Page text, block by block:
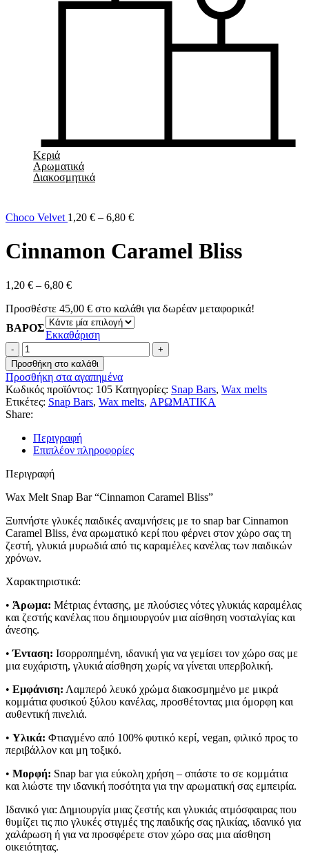
Κεριά
Αρωματικά
Διακοσμητικά
Choco Velvet 1,20 € – 6,80 €
Cinnamon Caramel Bliss
1,20 € – 6,80 €
Προσθέστε 45,00 € στο καλάθι για δωρέαν μεταφορικά!
ΒΑΡΟΣ
Εκκαθάριση
Cinnamon
Caramel
Bliss
ποσότητα
Προσθήκη στο καλάθι
Προσθήκη στα αγαπημένα
Κωδικός προϊόντος: 105 Κατηγορίες: Snap Bars, Wax melts
Ετικέτες: Snap Bars, Wax melts, ΑΡΩΜΑΤΙΚΑ
Share:
Περιγραφή
Επιπλέον πληροφορίες
Περιγραφή
Wax Melt Snap Bar “Cinnamon Caramel Bliss”
Ξυπνήστε γλυκές παιδικές αναμνήσεις με το snap bar Cinnamon
Caramel Bliss, ένα αρωματικό κερί που φέρνει στον χώρο σας τη
ζεστή, γλυκιά μυρωδιά από τις καραμέλες κανέλας των παιδικών
χρόνων.
Χαρακτηριστικά:
• Άρωμα: Μέτριας έντασης, με πλούσιες νότες γλυκιάς καραμέλας
και ζεστής κανέλας που δημιουργούν μια αίσθηση νοσταλγίας και
άνεσης.
•Ένταση: Ισορροπημένη, ιδανική για να γεμίσει τον χώρο σας με
μια ευχάριστη, γλυκιά αίσθηση χωρίς να γίνεται υπερβολική.
• Εμφάνιση: Λαμπερό λευκό χρώμα διακοσμημένο με μικρά
κομμάτια φυσικού ξύλου κανέλας, προσθέτοντας μια όμορφη και
αυθεντική πινελιά.
• Υλικά: Φτιαγμένο από 100% φυτικό κερί, vegan, φιλικό προς το
περιβάλλον και μη τοξικό.
• Μορφή: Snap bar για εύκολη χρήση – σπάστε το σε κομμάτια
και λιώστε την ιδανική ποσότητα για την αρωματική σας εμπειρία.
Ιδανικό για: Δημιουργία μιας ζεστής και γλυκιάς ατμόσφαιρας που
θυμίζει τις πιο γλυκές στιγμές της παιδικής σας ηλικίας, ιδανικό για
χαλάρωση ή για να προσφέρετε στον χώρο σας μια αίσθηση
οικειότητας.